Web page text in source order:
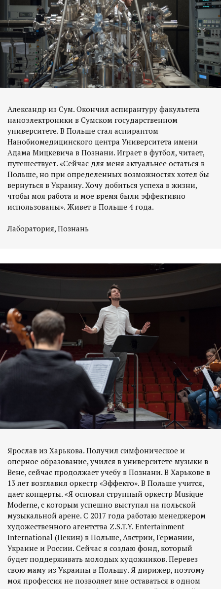
Александр из Сум. Окончил аспирантуру факультета
наноэлектроники в Сумском государственном
университете. В Польше стал аспирантом
Нанобиомедицинского центра Университета имени
Адама Мицкевича в Познани. Играет в футбол, читает,
путешествует. «Сейчас для меня актуальнее остаться в
Польше, но при определенных возможностях хотел бы
вернуться в Украину. Хочу добиться успеха в жизни,
чтобы моя работа и мое время были эффективно
использованы». Живет в Польше 4 года.
Ярослав из Харькова. Получил симфоническое и
оперное образование, учился в университете музыки в
Вене, сейчас продолжает учебу в Познани. В Харькове в
13 лет возглавил оркестр «Эффекто». В Польше учится,
дает концерты. «Я основал струнный оркестр Musique
Moderne, с которым успешно выступал на польской
музыкальной арене. С 2017 года работаю менеджером
художественного агентства Z.S.T.Y. Entertainment
International (Пекин) в Польше, Австрии, Германии,
Украине и России. Сейчас я создаю фонд, который
будет поддерживать молодых художников. Перевез
свою маму из Украины в Польшу. Я дирижер, поэтому
моя профессия не позволяет мне оставаться в одном